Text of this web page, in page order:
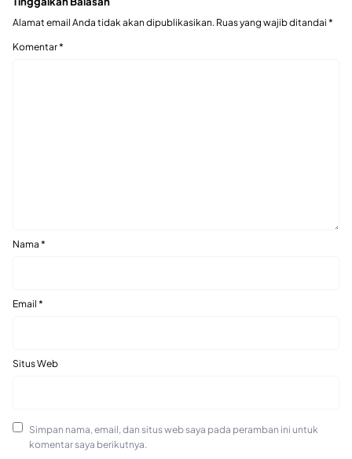
Alamat email Anda tidak akan dipublikasikan. Ruas yang wajib ditandai *
Komentar*
Nama *
Email *
Situs Web
Simpan nama, email, dan situs web saya pada peramban ini untuk
komentar saya berikutnya.